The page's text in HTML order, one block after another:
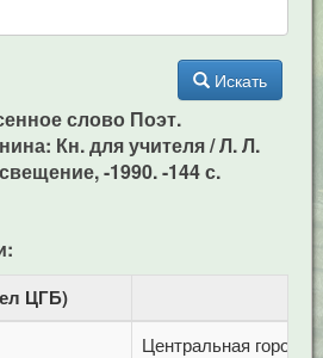
Искать
слово Поэт.
Кн. для учителя / Л. Л.
-1990. -144 с.
ЦГБ)
Центральная